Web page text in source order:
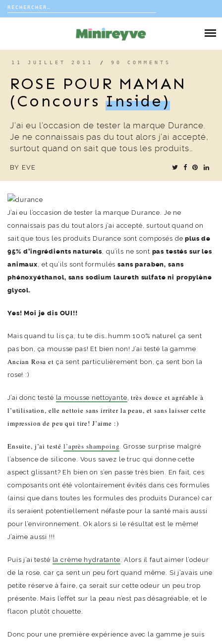
Rechercher :
DÉCO
COUP DE COEUR
EDITORIAL
11 JUILLET 2011 / 90 COMMENTS
ROSE POUR MAMAN
(concours Inside)
J’ai eu l’occasion de tester la marque Durance.
Je ne connaissais pas du tout alors j’ai accepté,
surtout quand on sait que tous les produits…
BY EVE
J’ai eu l’occasion de tester la marque Durance. Je ne
connaissais pas du tout alors j’ai accepté, surtout quand on
sait que tous les produits Durance sont composés deplus de
95% d’ingrédients naturels, qu’ils ne sont pas testés sur les
animaux, et qu’ils sont formuléssans paraben, sans
phénoxyéthanol, sans sodium laureth sulfate ni propylène
glycol.
Yes! Moi je dis OUI!!
Mais quand tu lis ça, tu te dis…humm 100% naturel ça sent
pas bon, ça mousse pas! Et bien non! J’ai testé la gamme
Ancian Rosa et ça sent particulièrement bon, ça sent bon la
rose! :)
J’ai donc testé la mousse nettoyante,très douce et agréable à
l’utilisation, elle nettoie sans irriter la peau, et sans laisser cette
impression de peu qui tire! J’aime :)
Ensuite, j’ai testé l’après shampoing.Grosse surprise malgré
l’absence de silicone. Vous savez le truc qui donne cette
aspect glissant? Eh bien on s’en passe très bien. En fait, ces
composants ont été volontairement évités dans ces formules
(ainsi que dans toutes les formules des produits Durance) car
ils seraient potentiellement néfaste pour la santé mais aussi
pour l’environnement. Ok alors si le résultat est le même!
J’aime aussi !!!
Puis j’ai testé la crème hydratante. Alors il faut aimer l’odeur
de la rose, car ça sent un peu fort quand même. Si j’avais une
petite réserve à faire, ça serait sur cette odeur un peu trop
présente. Mais l’effet sur la peau n’est pas désagréable, et le
flacon plutôt chouette.
Donc pour une première expérience avec la gamme je suis